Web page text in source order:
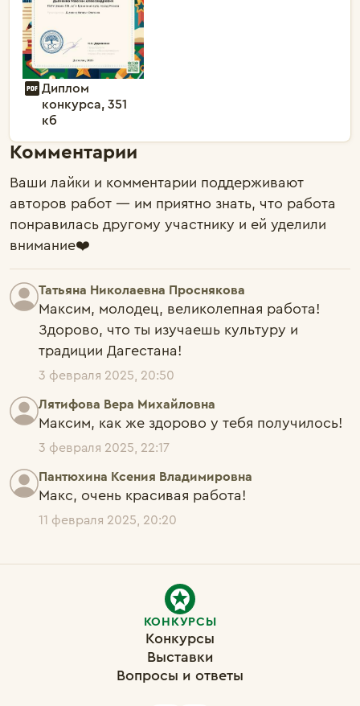
Диплом
конкурса, 351
кб
Комментарии
Ваши лайки и комментарии поддерживают
авторов работ — им приятно знать, что работа
понравилась другому участнику и ей уделили
внимание❤️
Татьяна Николаевна Проснякова
Максим, молодец, великолепная работа!
Здорово, что ты изучаешь культуру и
традиции Дагестана!
3 февраля 2025, 20:50
Лятифова Вера Михайловна
Максим, как же здорово у тебя получилось!
3 февраля 2025, 22:17
Пантюхина Ксения Владимировна
Макс, очень красивая работа!
11 февраля 2025, 20:20
КОНКУРСЫ
Конкурсы
Выставки
Вопросы и ответы